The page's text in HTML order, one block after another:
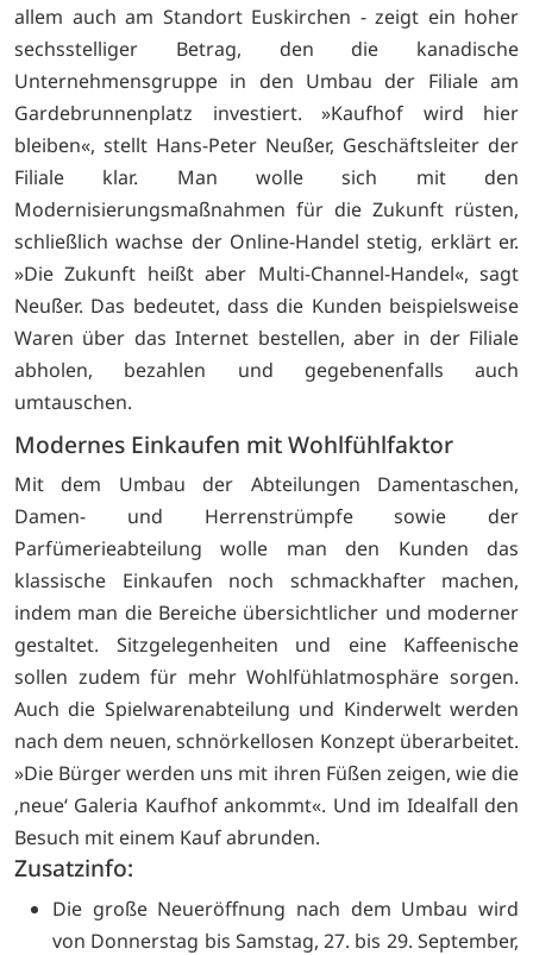
allem auch am Standort Euskirchen - zeigt ein hoher
sechsstelliger Betrag, den die kanadische
Unternehmensgruppe in den Umbau der Filiale am
Gardebrunnenplatz investiert. »Kaufhof wird hier
bleiben«, stellt Hans-Peter Neußer, Geschäftsleiter der
Filiale klar. Man wolle sich mit den
Modernisierungsmaßnahmen für die Zukunft rüsten,
schließlich wachse der Online-Handel stetig, erklärt er.
»Die Zukunft heißt aber Multi-Channel-Handel«, sagt
Neußer. Das bedeutet, dass die Kunden beispielsweise
Waren über das Internet bestellen, aber in der Filiale
abholen, bezahlen und gegebenenfalls auch
umtauschen.
Modernes Einkaufen mit Wohlfühlfaktor
Mit dem Umbau der Abteilungen Damentaschen,
Damen- und Herrenstrümpfe sowie der
Parfümerieabteilung wolle man den Kunden das
klassische Einkaufen noch schmackhafter machen,
indem man die Bereiche übersichtlicher und moderner
gestaltet. Sitzgelegenheiten und eine Kaffeenische
sollen zudem für mehr Wohlfühlatmosphäre sorgen.
Auch die Spielwarenabteilung und Kinderwelt werden
nach dem neuen, schnörkellosen Konzept überarbeitet.
»Die Bürger werden uns mit ihren Füßen zeigen, wie die
‚neue‘ Galeria Kaufhof ankommt«. Und im Idealfall den
Besuch mit einem Kauf abrunden.
Zusatzinfo:
Die große Neueröffnung nach dem Umbau wird
von Donnerstag bis Samstag, 27. bis 29. September,